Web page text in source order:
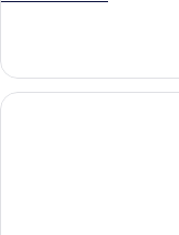
chambre :
le
type
de